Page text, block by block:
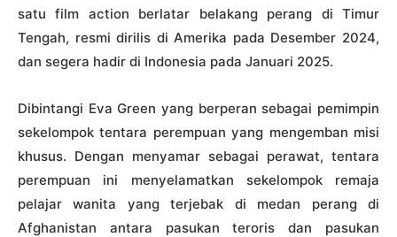
satu film action berlatar belakang perang di Timur
Tengah, resmi dirilis di Amerika pada Desember 2024,
dan segera hadir di Indonesia pada Januari 2025.
Dibintangi Eva Green yang berperan sebagai pemimpin
sekelompok tentara perempuan yang mengemban misi
khusus. Dengan menyamar sebagai perawat, tentara
perempuan ini menyelamatkan sekelompok remaja
pelajar wanita yang terjebak di medan perang di
Afghanistan antara pasukan teroris dan pasukan